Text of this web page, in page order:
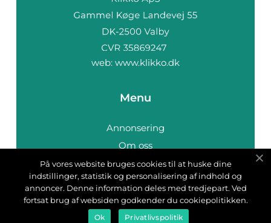
web: www.klikko.dk
Menu
Annonsering
Om oss
Cookies
Kontakta oss
Sitemap
På vores website bruges cookies til at huske dine
indstillinger, statistik og personalisering af indhold og
annoncer. Denne information deles med tredjepart. Ved
fortsat brug af websiden godkender du cookiepolitikken.
Ok Privatlivspolitik